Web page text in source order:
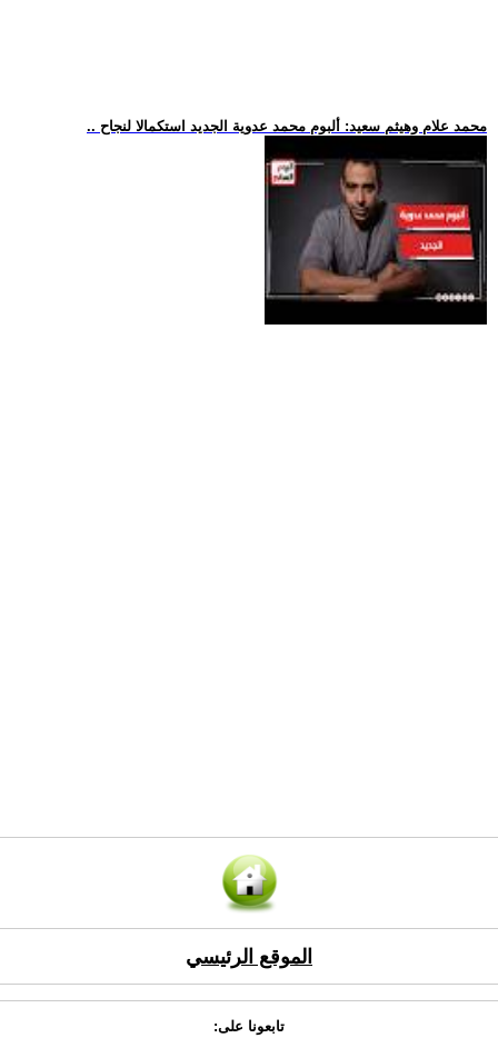
.. محمد علام وهيثم سعيد: ألبوم محمد عدوية الجديد استكمالا لنجاح
الموقع الرئيسي
تابعونا على: